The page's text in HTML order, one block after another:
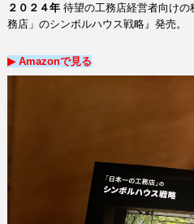
２０２４年 待望の工務店経営者向けの
務店」のシンボルハウス戦略』発売。
▶︎ Amazonで見る